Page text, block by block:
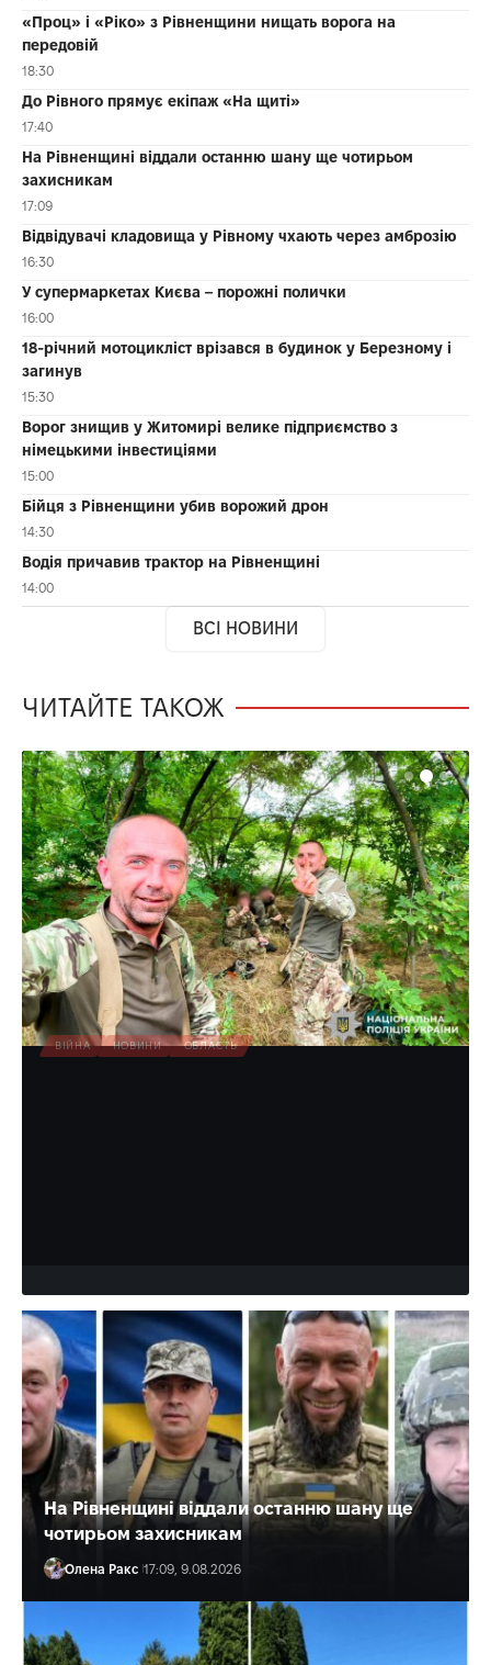
«Проц» і «Ріко» з Рівненщини нищать ворога на
передовій
18:30
До Рівного прямує екіпаж «На щиті»
17:40
На Рівненщині віддали останню шану ще чотирьом
захисникам
17:09
Відвідувачі кладовища у Рівному чхають через амброзію
16:30
У супермаркетах Києва – порожні полички
16:00
18-річний мотоцикліст врізався в будинок у Березному і
загинув
15:30
Ворог знищив у Житомирі велике підприємство з
німецькими інвестиціями
15:00
Бійця з Рівненщини убив ворожий дрон
14:30
Водія причавив трактор на Рівненщині
14:00
ВСІ НОВИНИ
ЧИТАЙТЕ ТАКОЖ
ВІЙНА НОВИНИ ОБЛАСТЬ
На Рівненщині віддали останню шану ще
чотирьом захисникам
Олена Ракс 17:09, 9.08.2026